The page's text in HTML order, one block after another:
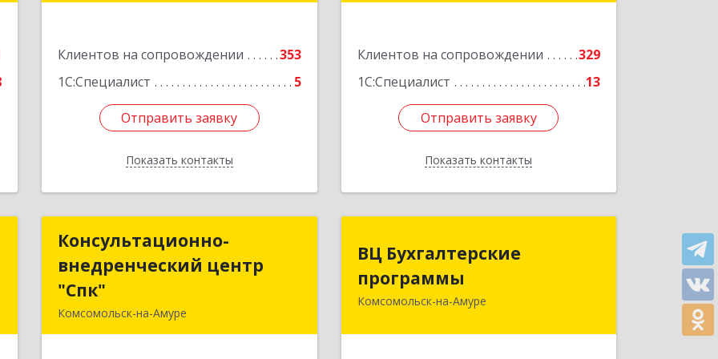
Клиентов на сопровождении
353
1С:Специалист
5
Отправить заявку
Показать контакты
Отправить заявку
Назад
Клиентов на сопровождении
329
1С:Специалист
13
Отправить заявку
Показать контакты
Подробнее
Отправить заявку
Назад
Консультационно-
внедренческий центр
"Спк"
Комсомольск-на-Амуре
Консультационно-
внедренческий центр
ВЦ Бухгалтерские
программы
Комсомольск-на-Амуре
программы
681000, Хабаровский край,